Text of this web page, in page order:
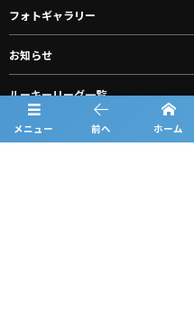
メニュー 前へ ホーム
フォトギャラリー
お知らせ
ルーキーリーグ一覧
お問い合わせ